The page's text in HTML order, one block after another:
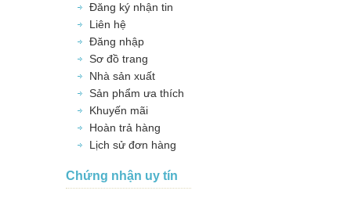
Đăng ký nhận tin
Liên hệ
Đăng nhập
Sơ đồ trang
Nhà sản xuất
Sản phẩm ưa thích
Khuyến mãi
Hoàn trả hàng
Lịch sử đơn hàng
Chứng nhận uy tín